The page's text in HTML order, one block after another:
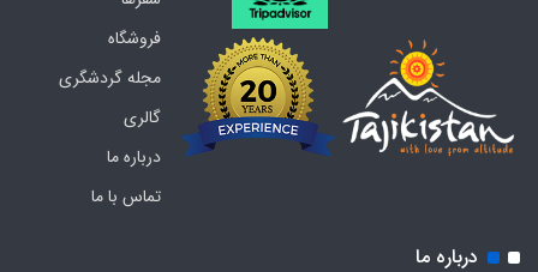
فروشگاه
مجله گردشگری
گالری
درباره ما
تماس با ما
درباره ما